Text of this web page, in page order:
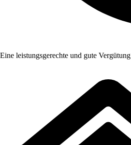
Eine leistungsgerechte und gute Vergütung